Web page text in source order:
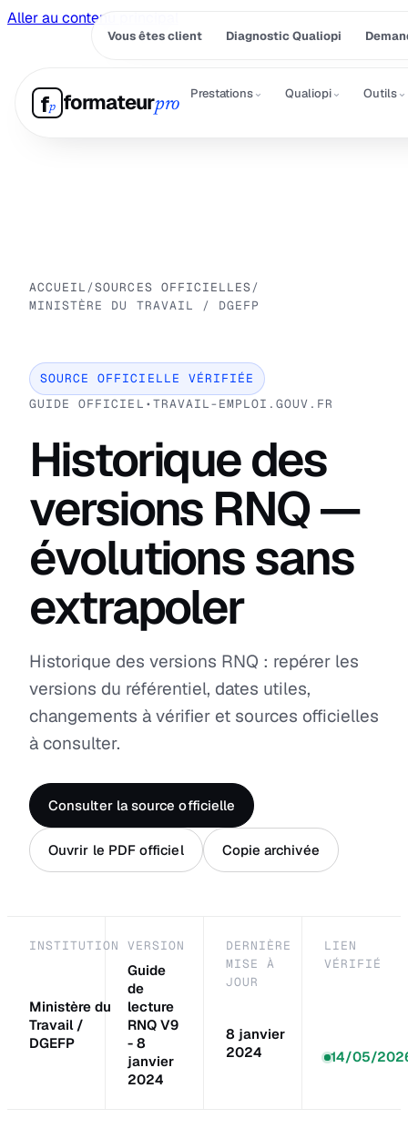
Aller au contenu principal
Vous êtes client Diagnostic Qualiopi
fp formateurpro
Prestations⌄ Qualiopi⌄ Outils⌄
ACCUEIL /SOURCES OFFICIELLES/
MINISTÈRE DU TRAVAIL / DGEFP
SOURCE OFFICIELLE VÉRIFIÉE
GUIDE OFFICIEL •TRAVAIL-EMPLOI.GOUV.FR
Historique des
versions RNQ —
évolutions sans
extrapoler
Historique des versions RNQ : repérer les
versions du référentiel, dates utiles,
changements à vérifier et sources officielles
à consulter.
Consulter la source officielle
Ouvrir le PDF officiel Copie archivée
INSTITUTION
Ministère du
Travail /
DGEFP
VERSION
Guide
de
lecture
RNQ V9
- 8
janvier
2024
DERNIÈRE
MISE À
JOUR
8 janvier
2024
LIEN
VÉRIFIÉ
14/05/